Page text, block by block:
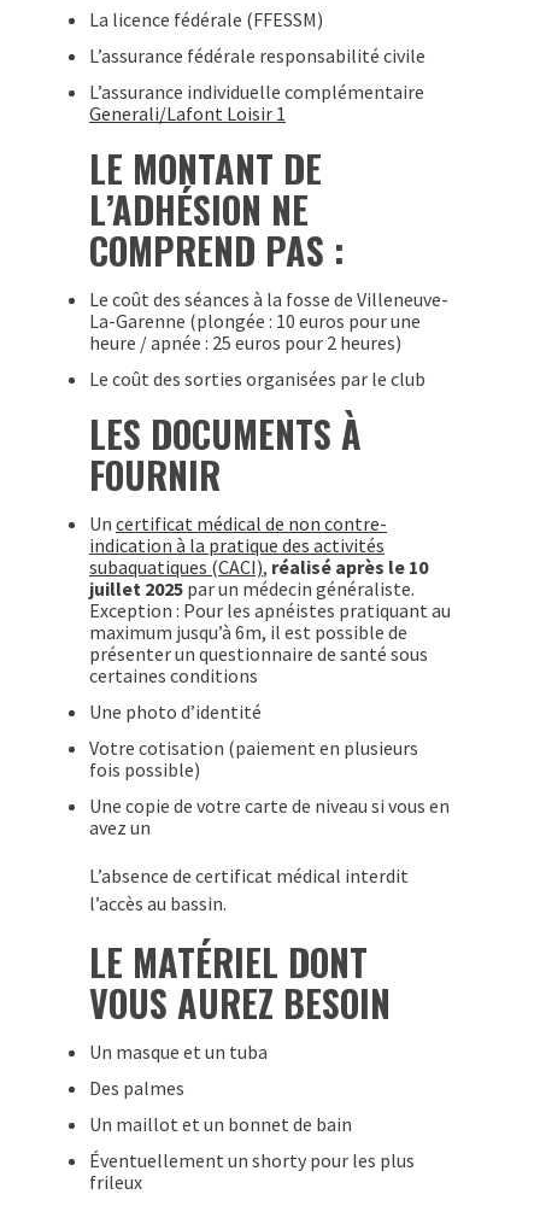
La licence fédérale (FFESSM)
L’assurance fédérale responsabilité civile
L’assurance individuelle complémentaire
Generali/Lafont Loisir 1
LE MONTANT DE
L’ADHÉSION NE
COMPREND PAS :
Le coût des séances à la fosse de Villeneuve-
La-Garenne (plongée : 10 euros pour une
heure / apnée : 25 euros pour 2 heures)
Le coût des sorties organisées par le club
LES DOCUMENTS À
FOURNIR
Un certificat médical de non contre-
indication à la pratique des activités
subaquatiques (CACI), réalisé après le 10
juillet 2025 par un médecin généraliste.
Exception : Pour les apnéistes pratiquant au
maximum jusqu’à 6m, il est possible de
présenter un questionnaire de santé sous
certaines conditions
Une photo d’identité
Votre cotisation (paiement en plusieurs
fois possible)
Une copie de votre carte de niveau si vous en
avez un
L’absence de certificat médical interdit
l’accès au bassin.
LE MATÉRIEL DONT
VOUS AUREZ BESOIN
Un masque et un tuba
Des palmes
Un maillot et un bonnet de bain
Éventuellement un shorty pour les plus
frileux